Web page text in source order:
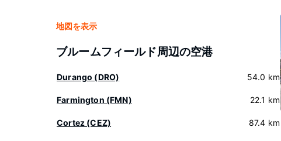
地図を表示
ブルームフィールド周辺の空港
Durango (DRO) 54.0 km
Farmington (FMN) 22.1 km
Cortez (CEZ) 87.4 km